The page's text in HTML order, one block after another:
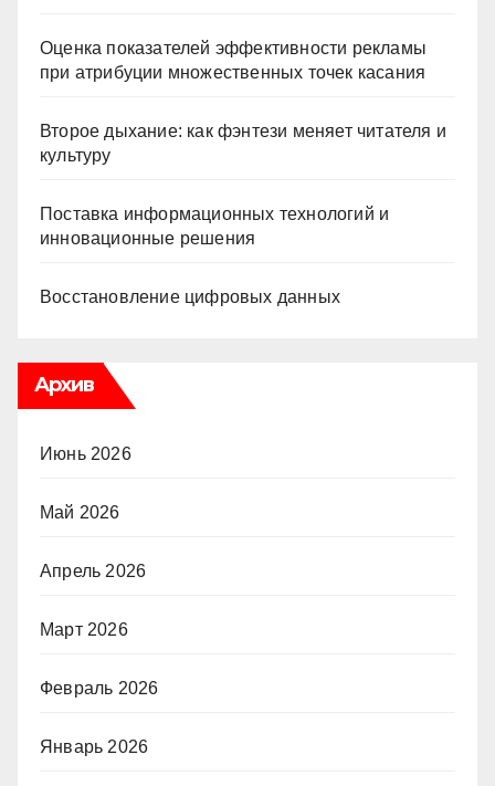
Оценка показателей эффективности рекламы
при атрибуции множественных точек касания
Второе дыхание: как фэнтези меняет читателя и
культуру
Поставка информационных технологий и
инновационные решения
Восстановление цифровых данных
Архив
Июнь 2026
Май 2026
Апрель 2026
Март 2026
Февраль 2026
Январь 2026